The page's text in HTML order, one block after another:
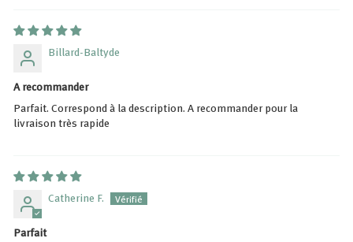
Billard-Baltyde
A recommander
Parfait. Correspond à la description. A recommander pour la
livraison très rapide
Catherine F.
Parfait